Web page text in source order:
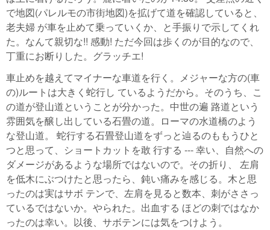
で地図(パレルモの市街地図)を拡げて道を確認していると、
老夫婦 が車を止めて乗っていくか、と手振りで示してくれ
た。なんて親切な!! 感動! ただ今回は歩くのが目的なので、
丁重にお断りした。グラッチエ!
車止めを越えてマイナーな車道を行く。メジャーな方の(車
の)ルートは大きく蛇行し ているようだから。そのうち、こ
の道が登山道ということが分かった。中世の遍 路道という
雰囲気を醸し出している石畳の道。ローマの水道橋のよう
な登山道。 蛇行する石畳登山道をずっと辿るのももうひと
つと思って、ショートカットを敢 行する --- 幸い、自然への
ダメージがあるような場所ではないので。その折り、 左肩
を低木にぶつけたと思ったら、鈍い痛みを感じる。木と思
ったのは実はサボ テンで、左肩を見ると数本、刺がささっ
ているではないか。やられた。出血する ほどの刺ではなか
ったのは幸い。以後、サボテンには気をつけよう。